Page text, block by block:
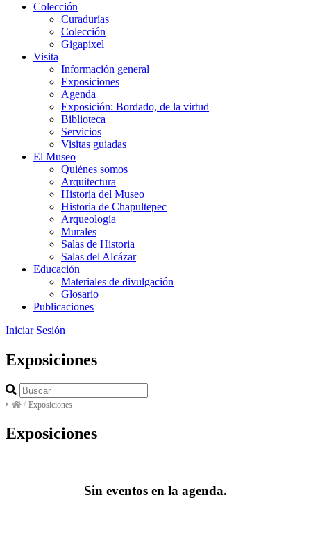
Colección
Curadurías
Colección
Gigapixel
Visita
Información general
Exposiciones
Agenda
Exposición: Bordado, de la virtud
Biblioteca
Servicios
Visitas guiadas
El Museo
Quiénes somos
Arquitectura
Historia del Museo
Historia de Chapultepec
Arqueología
Murales
Salas de Historia
Salas del Alcázar
Educación
Materiales de divulgación
Glosario
Publicaciones
Iniciar Sesión
Exposiciones
/ Exposiciones
Exposiciones
Sin eventos en la agenda.